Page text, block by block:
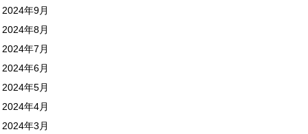
2024年9月
2024年8月
2024年7月
2024年6月
2024年5月
2024年4月
2024年3月